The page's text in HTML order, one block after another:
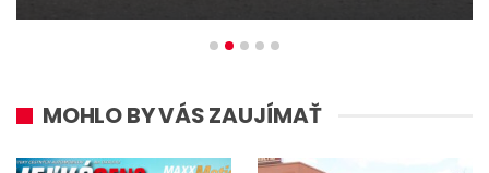
MOHLO BY VÁS ZAUJÍMAŤ